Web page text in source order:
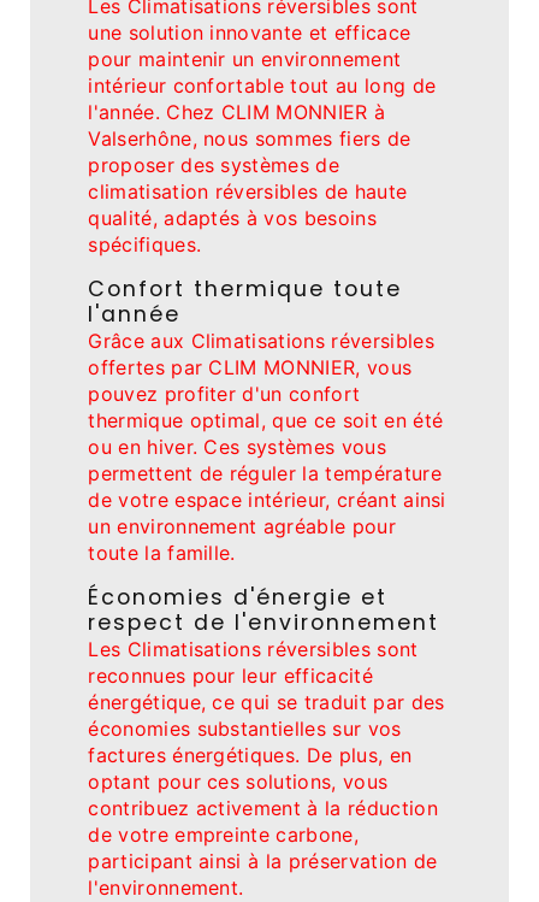
Les Climatisations réversibles sont
une solution innovante et efficace
pour maintenir un environnement
intérieur confortable tout au long de
l'année. Chez CLIM MONNIER à
Valserhône, nous sommes fiers de
proposer des systèmes de
climatisation réversibles de haute
qualité, adaptés à vos besoins
spécifiques.
Confort thermique toute
l'année
Grâce aux Climatisations réversibles
offertes par CLIM MONNIER, vous
pouvez profiter d'un confort
thermique optimal, que ce soit en été
ou en hiver. Ces systèmes vous
permettent de réguler la température
de votre espace intérieur, créant ainsi
un environnement agréable pour
toute la famille.
Économies d'énergie et
respect de l'environnement
Les Climatisations réversibles sont
reconnues pour leur efficacité
énergétique, ce qui se traduit par des
économies substantielles sur vos
factures énergétiques. De plus, en
optant pour ces solutions, vous
contribuez activement à la réduction
de votre empreinte carbone,
participant ainsi à la préservation de
l'environnement.